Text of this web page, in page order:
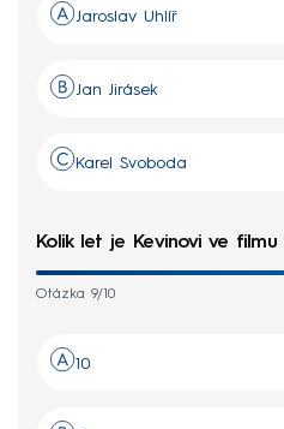
Jaroslav Uhlíř
Jan Jirásek
Karel Svoboda
Kolik let je Kevinovi ve
Otázka 9/10
10